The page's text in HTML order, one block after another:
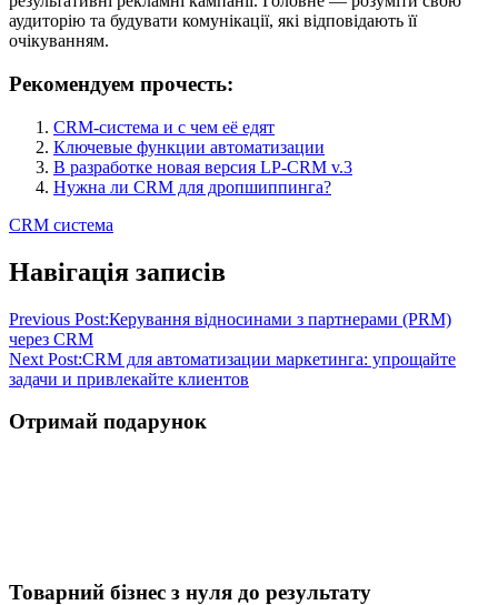
аудиторію та будувати комунікації, які відповідають її
очікуванням.
Рекомендуем прочесть:
CRM-система и с чем её едят
Ключевые функции автоматизации
В разработке новая версия LP-CRM v.3
Нужна ли CRM для дропшиппинга?
CRM система
Навігація записів
Previous Post:Керування відносинами з партнерами (PRM)
через CRM
Next Post:CRM для автоматизации маркетинга: упрощайте
задачи и привлекайте клиентов
Отримай подарунок
Товарний бізнес з нуля до результату